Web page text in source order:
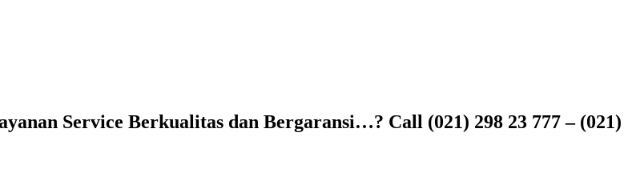
Service Berkualitas dan Bergaransi…? Call (021) 298 23 777 – (021)